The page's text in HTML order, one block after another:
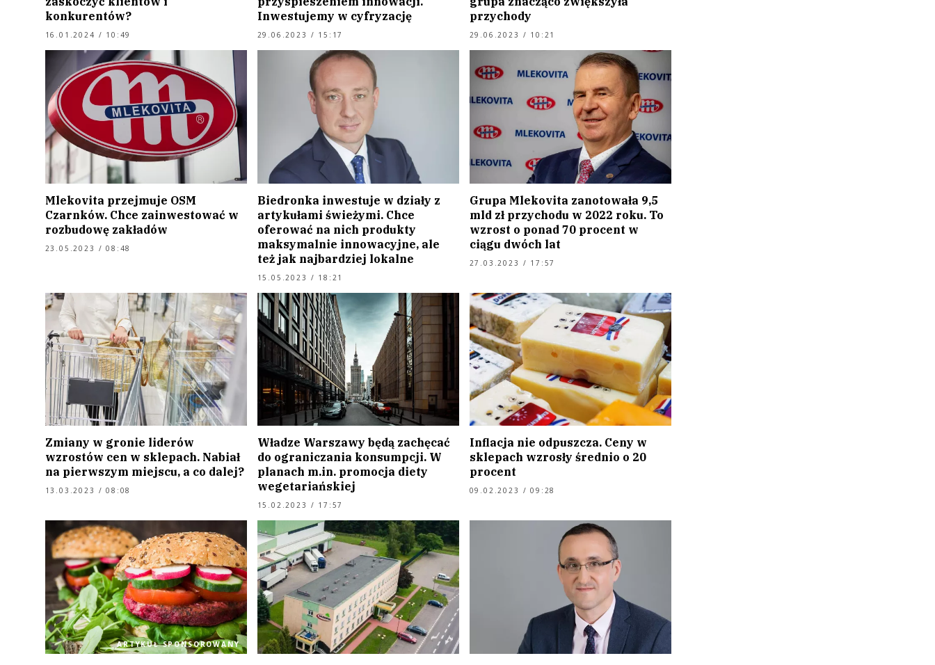
konkurentów?
16.01.2024 / 10:49
Inwestujemy w cyfryzację
29.06.2023 / 15:17
przychody
29.06.2023 / 10:21
Mlekovita przejmuje OSM
Czarnków. Chce zainwestować w
rozbudowę zakładów
23.05.2023 / 08:48
Biedronka inwestuje w działy z
artykułami świeżymi. Chce
oferować na nich produkty
maksymalnie innowacyjne, ale
też jak najbardziej lokalne
15.05.2023 / 18:21
Grupa Mlekovita zanotowała 9,5
mld zł przychodu w 2022 roku. To
wzrost o ponad 70 procent w
ciągu dwóch lat
27.03.2023 / 17:57
Zmiany w gronie liderów
wzrostów cen w sklepach. Nabiał
na pierwszym miejscu, a co dalej?
13.03.2023 / 08:08
Władze Warszawy będą zachęcać
do ograniczania konsumpcji. W
planach m.in. promocja diety
wegetariańskiej
15.02.2023 / 17:57
Inflacja nie odpuszcza. Ceny w
sklepach wzrosły średnio o 20
procent
09.02.2023 / 09:28
ARTYKUŁ SPONSOROWANY